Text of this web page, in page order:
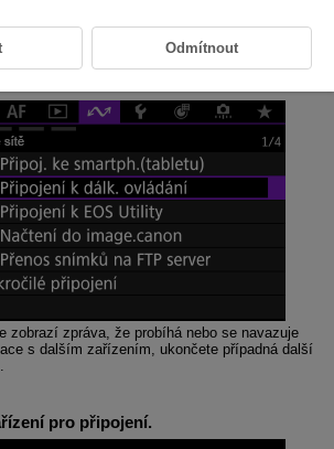
ke stejnému zařízení.
zobrazí zpráva, že probíhá nebo se navazuje
s dalším zařízením, ukončete případná další
pro připojení.
Odmítnout